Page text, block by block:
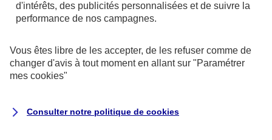
AXA Assistance France Assurances,
S.A au capital de 51 429 430,40 €,
Siège social :
8-10, rue Paul Vaillant Couturier
d'intérêts, des publicités personnalisées et de suivre la
performance de nos campagnes.
Vous êtes libre de les accepter, de les refuser comme de
changer d'avis à tout moment en allant sur "Paramétrer
mes cookies"
Consulter notre politique de cookies